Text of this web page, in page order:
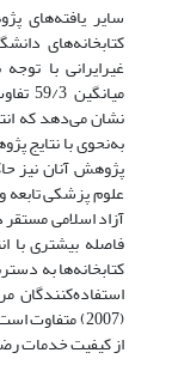
سایر یافته‌های
غیرایرانی با
نشان می‌دهد که
پژوهش آنان نیز
علوم پزشکی
آزاد اسلامی
فاصله بیشتری با
کتابخانه‌ها به
استفاده‌کنندگان
(2007)
از کیفیت خدمات